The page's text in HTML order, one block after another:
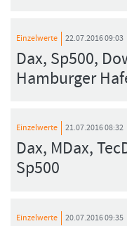
Einzelwerte 22.07.2016 09:03
Dax, Sp500,
Hamburger
Einzelwerte 21.07.2016 08:32
Dax, MDax,
Sp500
Einzelwerte 20.07.2016 09:35